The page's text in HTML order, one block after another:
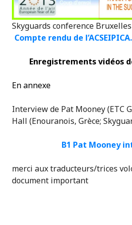
Skyguards conference
Compte rendu de l’ACSEIPICA.
Enregistrements vidéos
En annexe
Interview de Pat Mooney (ETC
Hall (Enouranois, Grèce;
B1 Pat Mooney
merci aux traducteurs/trices
document important